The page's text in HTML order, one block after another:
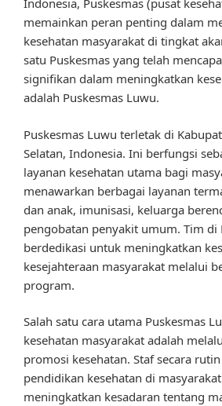
Indonesia, Puskesmas (pusat
memainkan peran penting dalam
kesehatan masyarakat di tingkat
satu Puskesmas yang telah
signifikan dalam meningkatkan
adalah Puskesmas Luwu.
Puskesmas Luwu terletak di
Selatan, Indonesia. Ini berfungsi
layanan kesehatan utama bagi
menawarkan berbagai layanan
dan anak, imunisasi, keluarga
pengobatan penyakit umum. Tim di
berdedikasi untuk meningkatkan
kesejahteraan masyarakat melalui
program.
Salah satu cara utama Puskesmas
kesehatan masyarakat adalah
promosi kesehatan. Staf secara
pendidikan kesehatan di
meningkatkan kesadaran tentang